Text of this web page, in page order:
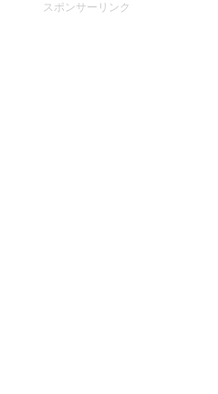
スポンサーリンク